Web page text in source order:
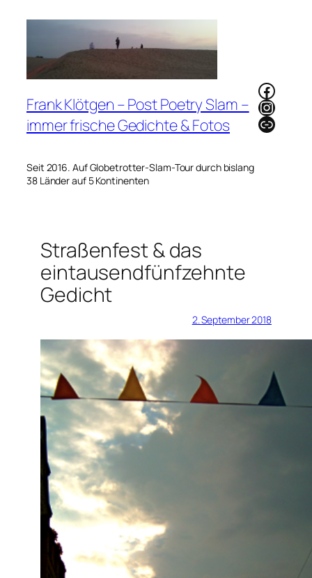
Frank Klötgen – Post Poetry Slam –
immer frische Gedichte & Fotos
Seit 2016. Auf Globetrotter-Slam-Tour durch bislang
38 Länder auf 5 Kontinenten
Link
Straßenfest & das
eintausendfünfzehnte
Gedicht
2. September 2018